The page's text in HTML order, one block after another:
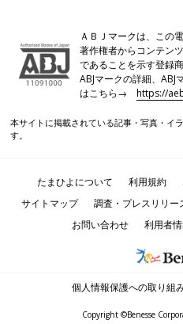
「元気に生
私のせいで
えない～先
12年前、第2
ちゃんが「先
験を持つ西村
す。西村さん
回インタビュ
妊娠初期に風疹に感染し、不安
に感染し、お互いの職場にも周
ったため、外出したときにどこ
す。大切な命を宿している女性
天性風疹症候群と診断された葉
「たまひよ 家族を考える」で
ＡＢＪマークは、この
著作権者からコンテン
であることを示す登録
ABJマークの詳細、
はこちら→https://
本サイトに掲載されている記事・写真・イ
す。
たまひよについて 利用規約
サイトマップ
調査・プレスリリー
お問い合わせ
利用者
個人情報保護への取り組
Copyright ©Benesse